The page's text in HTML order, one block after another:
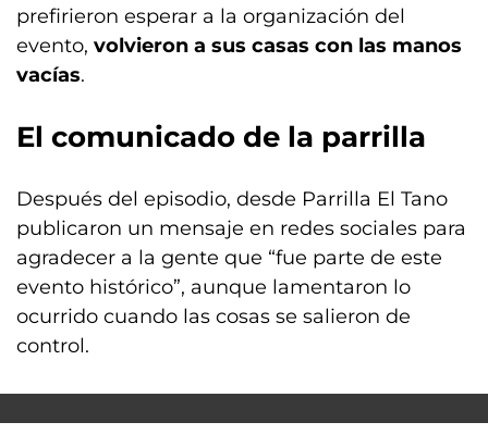
prefirieron esperar a la organización del
evento, volvieron a sus casas con las manos
vacías.
El comunicado de la parrilla
Después del episodio, desde Parrilla El Tano
publicaron un mensaje en redes sociales para
agradecer a la gente que “fue parte de este
evento histórico”, aunque lamentaron lo
ocurrido cuando las cosas se salieron de
control.